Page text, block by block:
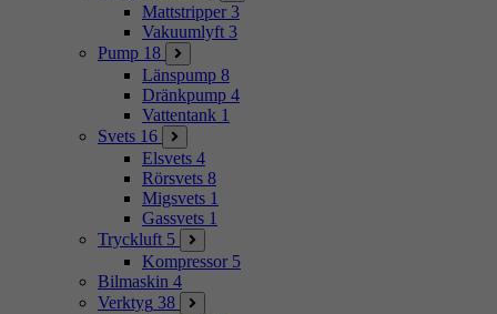
Mattstripper 3
Vakuumlyft 3
Pump 18
Länspump 8
Dränkpump 4
Vattentank 1
Svets 16
Elsvets 4
Rörsvets 8
Migsvets 1
Gassvets 1
Tryckluft 5
Kompressor 5
Bilmaskin 4
Verktyg 38